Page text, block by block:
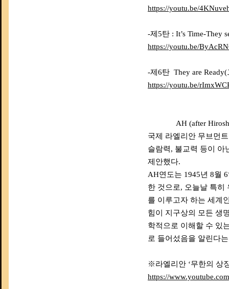
https://youtu.be/
-제5탄 : It’s Time-They
https://youtu.be/
-제6탄 They are
https://youtu.be/
AH (after
국제 라엘리안 무브먼
슬람력, 불교력 등이 아
제안했다.
AH연도는 1945년 8월
한 것으로, 오늘날 특히
를 이루고자 하는 세계
힘이 지구상의 모든 생
학적으로 이해할 수 있
로 들어섰음을 알린다
※라엘리안 ‘무한의 상
https://